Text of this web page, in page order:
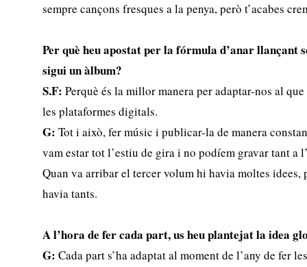
sempre cançons fresques a la penya, però t’acabes
Per què heu apostat per la fórmula d’anar llançant
sigui un àlbum?
S.F: Perquè és la millor manera per adaptar-nos al
les plataformes digitals.
G: Tot i això, fer músic i publicar-la de manera
vam estar tot l’estiu de gira i no podíem gravar tant a
Quan va arribar el tercer volum hi havia moltes idees,
havia tants.
A l’hora de fer cada part, us heu plantejat la idea
G: Cada part s’ha adaptat al moment de l’any de fer